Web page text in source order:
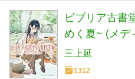
ビブリア古書
めく夏~ (メデ
三上延
1312